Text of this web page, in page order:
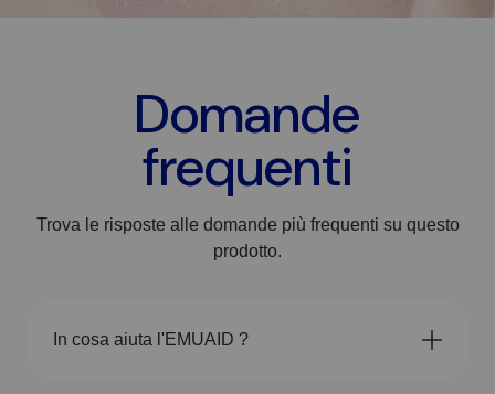
Domande
frequenti
Trova le risposte alle domande più frequenti su questo
prodotto.
In cosa aiuta l'EMUAID ?